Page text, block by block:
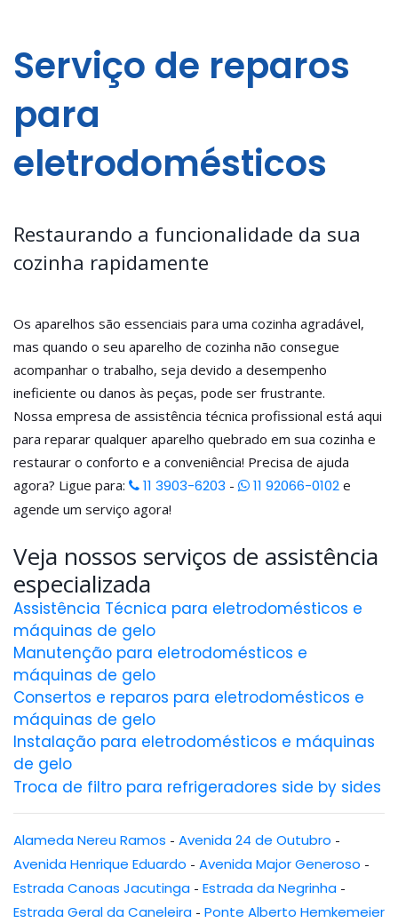
Serviço de reparos
para
eletrodomésticos
Restaurando a funcionalidade da sua
cozinha rapidamente
Os aparelhos são essenciais para uma cozinha agradável,
mas quando o seu aparelho de cozinha não consegue
acompanhar o trabalho, seja devido a desempenho
ineficiente ou danos às peças, pode ser frustrante.
Nossa empresa de assistência técnica profissional está aqui
para reparar qualquer aparelho quebrado em sua cozinha e
restaurar o conforto e a conveniência! Precisa de ajuda
agora? Ligue para:
11 3903-6203 - 11 92066-0102 e
agende um serviço agora!
Veja nossos serviços de assistência
especializada
Assistência Técnica para eletrodomésticos e
máquinas de gelo
Manutenção para eletrodomésticos e
máquinas de gelo
Consertos e reparos para eletrodomésticos e
máquinas de gelo
Instalação para eletrodomésticos e máquinas
de gelo
Troca de filtro para refrigeradores side by sides
Alameda Nereu Ramos - Avenida 24 de Outubro -
Avenida Henrique Eduardo - Avenida Major Generoso -
Estrada Canoas Jacutinga - Estrada da Negrinha -
Estrada Geral da Caneleira - Ponte Alberto Hemkemeier